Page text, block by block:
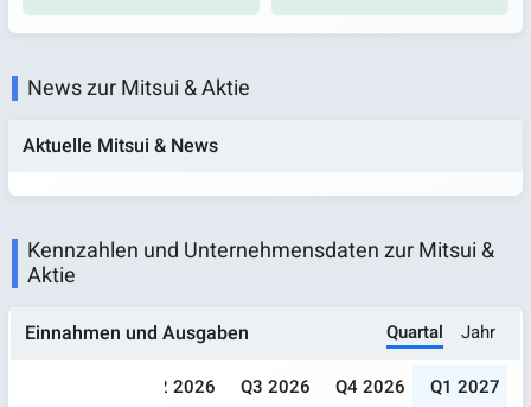
News zur Mitsui & Aktie
Aktuelle Mitsui & News
Kennzahlen und Unternehmensdaten zur Mitsui &
Aktie
Einnahmen und Ausgaben Quartal Jahr
Q2 2026 Q3 2026 Q4 2026 Q1 2027